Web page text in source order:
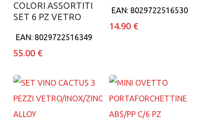
COLORI ASSORTITI
SET 6 PZ VETRO
EAN: 8029722516349
55.00 €
EAN: 8029722516530
14.90 €